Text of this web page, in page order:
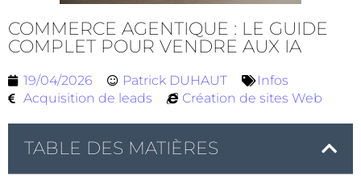
COMMERCE AGENTIQUE : LE GUIDE
COMPLET POUR VENDRE AUX IA
19/04/2026 Patrick DUHAUT
Infos
Acquisition de leads
Création de sites Web
TABLE DES MATIÈRES